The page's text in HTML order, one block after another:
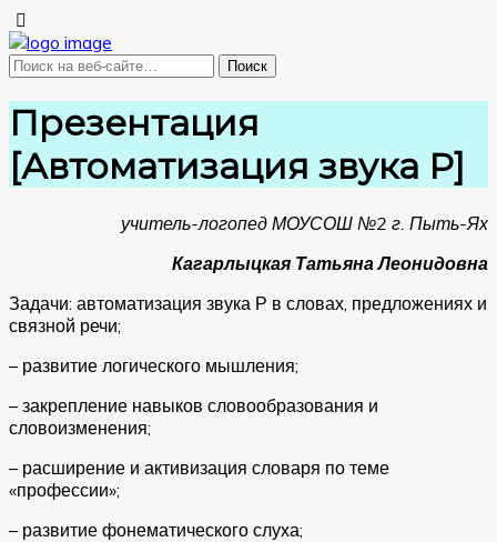
Презентация
[Автоматизация звука Р]
учитель-логопед МОУСОШ №2 г. Пыть-Ях
Кагарлыцкая Татьяна Леонидовна
Задачи: автоматизация звука Р в словах, предложениях и
связной речи;
– развитие логического мышления;
– закрепление навыков словообразования и
словоизменения;
– расширение и активизация словаря по теме
«профессии»;
– развитие фонематического слуха;